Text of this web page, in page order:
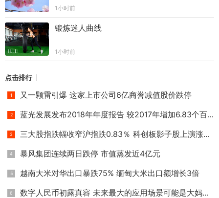
1小时前
锻炼迷人曲线
1小时前
点击排行
又一颗雷引爆 这家上市公司6亿商誉减值股价跌停
蓝光发展发布2018年年度报告 较2017年增加6.83个百分点
三大股指跌幅收窄沪指跌0.83％ 科创板影子股上演涨停潮
暴风集团连续两日跌停 市值蒸发近4亿元
越南大米对华出口暴跌75% 缅甸大米出口额增长3倍
数字人民币初露真容 未来最大的应用场景可能是大妈买菜